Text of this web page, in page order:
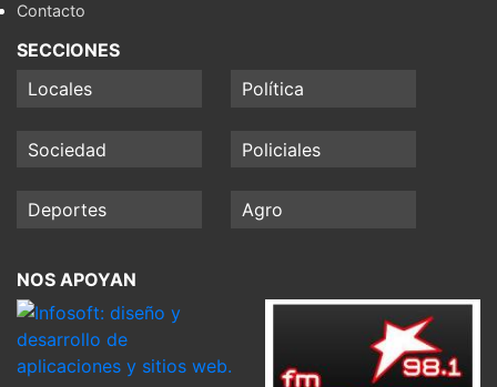
Contacto
SECCIONES
Locales
Política
Sociedad Policiales
Deportes Agro
NOS APOYAN